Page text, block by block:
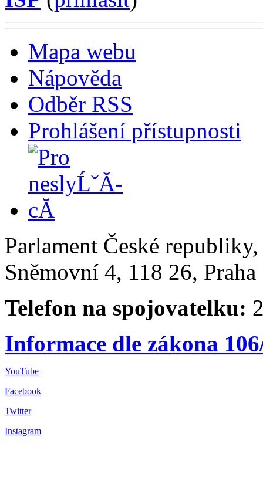
Mapa webu
Nápověda
Odběr RSS
Prohlášení přístupnosti
Parlament České
Sněmovní 4, 118 26,
Telefon na spojovatelku:
Informace dle zákona
YouTube
Facebook
Twitter
Instagram